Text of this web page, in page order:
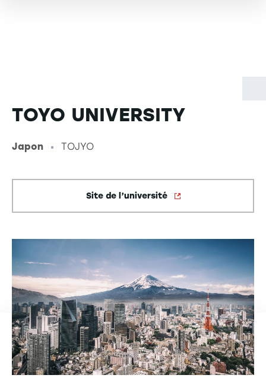
TOYO UNIVERSITY
Japon TOJYO
Site de l’université